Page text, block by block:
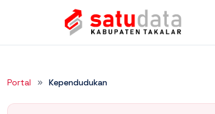
Portal Kependudukan